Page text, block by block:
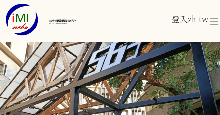
成功大學醫學資訊研究所
Institute of Medical Informatics 登入zh-tw